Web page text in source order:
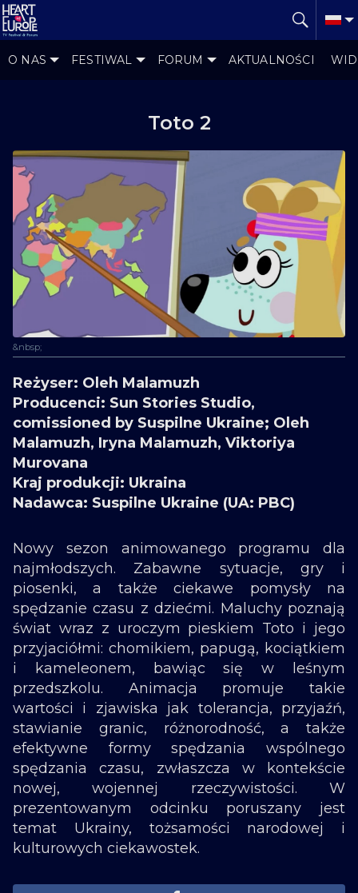
O NAS FESTIWAL FORUM AKTUALNOŚCI
Toto 2
&nbsp;
Reżyser: Oleh Malamuzh
Producenci: Sun Stories Studio,
comissioned by Suspilne Ukraine; Oleh
Malamuzh, Iryna Malamuzh, Viktoriya
Murovana
Kraj produkcji: Ukraina
Nadawca: Suspilne Ukraine (UA: PBC)
Nowy sezon animowanego programu dla
najmłodszych. Zabawne sytuacje, gry i
piosenki, a także ciekawe pomysły na
spędzanie czasu z dziećmi. Maluchy poznają
świat wraz z uroczym pieskiem Toto i jego
przyjaciółmi: chomikiem, papugą, kociątkiem
i kameleonem, bawiąc się w leśnym
przedszkolu. Animacja promuje takie
wartości i zjawiska jak tolerancja, przyjaźń,
stawianie granic, różnorodność, a także
efektywne formy spędzania wspólnego
spędzania czasu, zwłaszcza w kontekście
nowej, wojennej rzeczywistości. W
prezentowanym odcinku poruszany jest
temat Ukrainy, tożsamości narodowej i
kulturowych ciekawostek.